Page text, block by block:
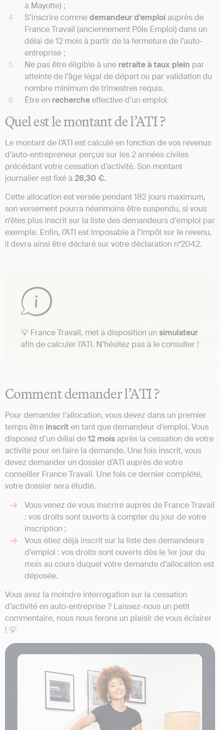
à Mayotte) ;
S’inscrire commedemandeur d’emploi auprès de
France Travail (anciennement Pôle Emploi) dans un
délai de 12 mois à partir de la fermeture de l’auto-
entreprise ;
Ne pas être éligible à une retraite à taux plein par
atteinte de l’âge légal de départ ou par validation du
nombre minimum de trimestres requis.
Être en rechercheeffective d’un emploi.
Quel est le montant de l’ATI ?
Le montant de l’ATI est calculé en fonction de vos revenus
d’auto-entrepreneur perçus sur les 2 années civiles
précédant votre cessation d’activité. Son montant
journalier est fixé à 26,30 €.
Cette allocation est versée pendant 182 jours maximum,
son versement pourra néanmoins être suspendu, si vous
n’êtes plus inscrit sur la liste des demandeurs d’emploi par
exemple. Enfin, l’ATI est imposable à l’impôt sur le revenu,
il devra ainsi être déclaré sur votre déclaration n°2042.
💡 France Travail, met à disposition un simulateur
afin de calculer l’ATI. N’hésitez pas à le consulter !
Comment demander l’ATI ?
Pour demander l’allocation, vous devez dans un premier
temps être inscriten tant que demandeur d’emploi. Vous
disposez d’un délai de12 moisaprès la cessation de votre
activité pour en faire la demande. Une fois inscrit, vous
devez demander un dossier d’ATI auprès de votre
conseiller France Travail. Une fois ce dernier complété,
votre dossier sera étudié.
Vous venez de vous inscrire auprès de France Travail
: vos droits sont ouverts à compter du jour de votre
inscription ;
Vous étiez déjà inscrit sur la liste des demandeurs
d’emploi : vos droits sont ouverts dès le 1er jour du
mois au cours duquel votre demande d’allocation est
déposée.
Vous avez la moindre interrogation sur la cessation
d’activité en auto-entreprise ? Laissez-nous un petit
commentaire, nous nous ferons un plaisir de vous éclairer
! 💡